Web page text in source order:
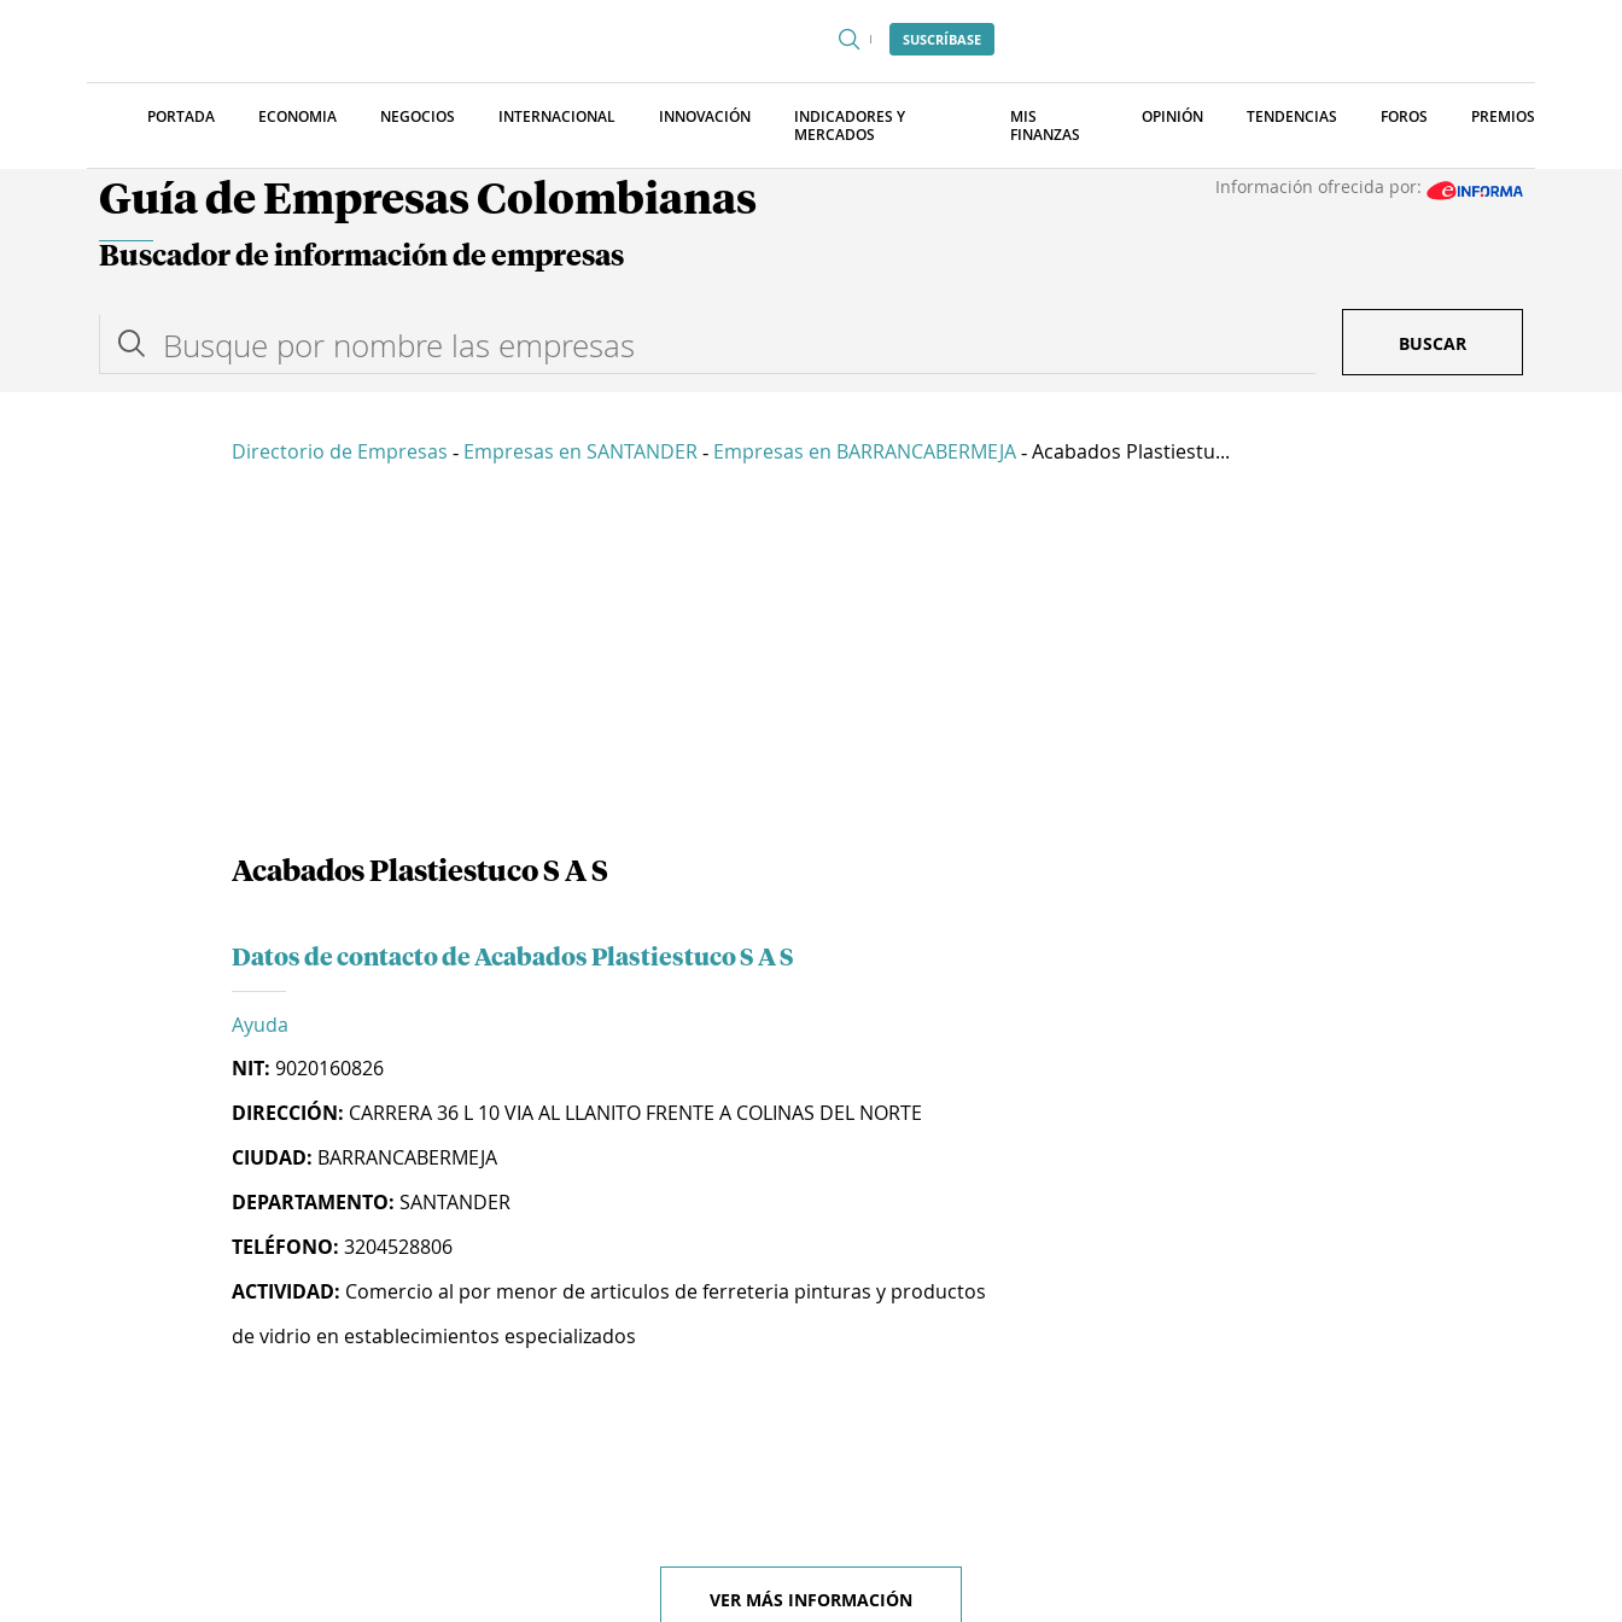
SUSCRÍBASE
PORTADA ECONOMIA NEGOCIOS INTERNACIONAL INNOVACIÓN
INDICADORES Y
MERCADOS
MIS
FINANZAS
OPINIÓN TENDENCIAS FOROS PREMIOS
Guía de Empresas Colombianas Información ofrecida por:
Buscador de información de empresas
BUSCAR
Directorio de Empresas - Empresas en SANTANDER - Empresas en BARRANCABERMEJA - Acabados Plastiestu...
Acabados Plastiestuco S A S
Datos de contacto de Acabados Plastiestuco S A S
Ayuda
NIT: 9020160826
DIRECCIÓN: CARRERA 36 L 10 VIA AL LLANITO FRENTE A COLINAS DEL NORTE
CIUDAD: BARRANCABERMEJA
DEPARTAMENTO: SANTANDER
TELÉFONO: 3204528806
ACTIVIDAD: Comercio al por menor de articulos de ferreteria pinturas y productos
de vidrio en establecimientos especializados
VER MÁS INFORMACIÓN